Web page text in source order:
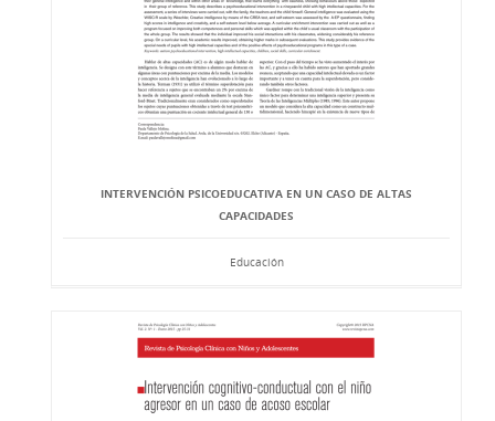
INTERVENCIÓN PSICOEDUCATIVA EN UN CASO DE ALTAS
CAPACIDADES
Educación